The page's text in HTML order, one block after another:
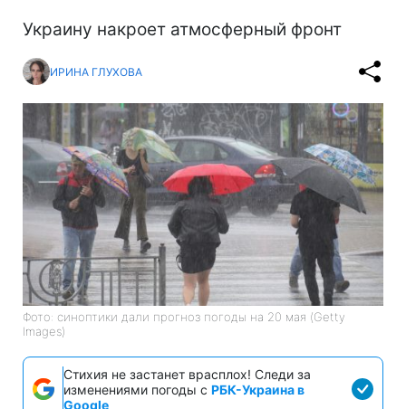
Украину накроет атмосферный фронт
ИРИНА ГЛУХОВА
Фото: синоптики дали прогноз погоды на 20 мая (Getty
Images)
Стихия не застанет врасплох! Следи за
изменениями погоды с РБК-Украина в
Google